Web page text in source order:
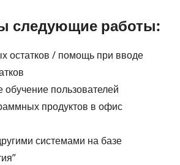
следующие работы:
остатков / помощь при вводе
пользователей
продуктов в офис
системами на базе